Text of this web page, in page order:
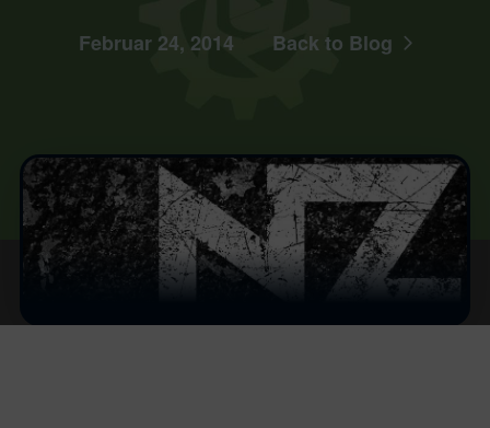
Februar 24, 2014 Back to Blog